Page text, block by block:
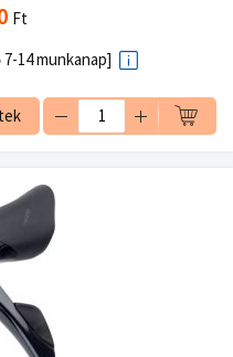
Ft
14 munkanap]